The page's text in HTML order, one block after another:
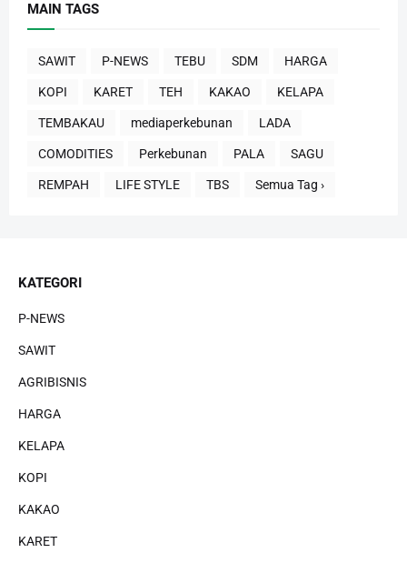
MAIN TAGS
SAWIT P-NEWS TEBU SDM HARGA
KOPI KARET TEH KAKAO KELAPA
TEMBAKAU mediaperkebunan LADA
COMODITIES Perkebunan PALA SAGU
REMPAH LIFE STYLE TBS Semua Tag ›
KATEGORI
P-NEWS
SAWIT
AGRIBISNIS
HARGA
KELAPA
KOPI
KAKAO
KARET